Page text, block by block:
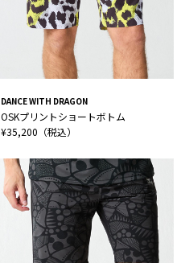
DANCE WITH DRAGON
OSKプリントショートボトム
¥35,200（税込）